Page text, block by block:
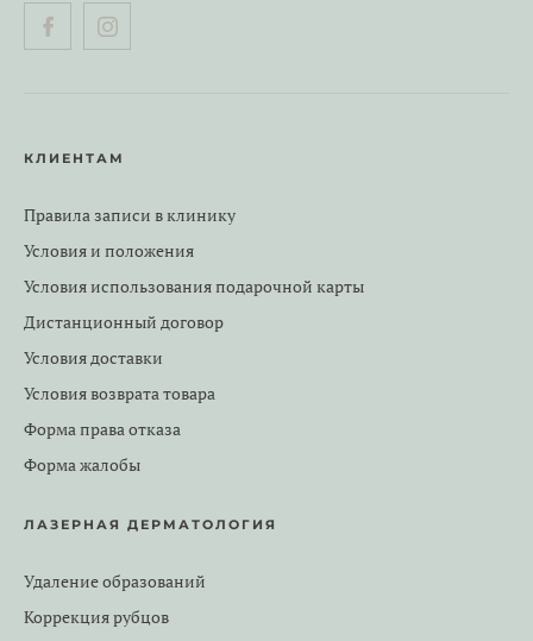
КЛИЕНТАМ
Правила записи в клинику
Условия и положения
Условия использования подарочной карты
Дистанционный договор
Условия доставки
Условия возврата товара
Форма права отказа
Форма жалобы
ЛАЗЕРНАЯ ДЕРМАТОЛОГИЯ
Удаление образований
Коррекция рубцов